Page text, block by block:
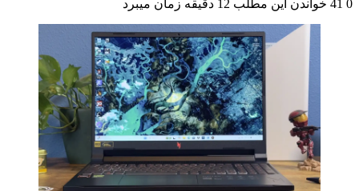
0
خواندن این مطلب 12 دقیقه زمان میبرد